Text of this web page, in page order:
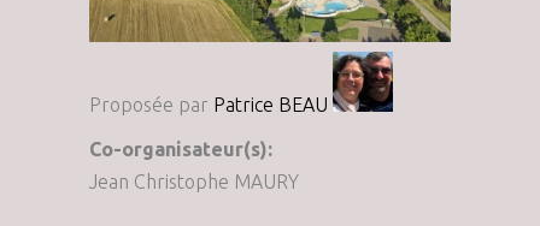
Proposée par Patrice BEAU
Co-organisateur(s):
Jean Christophe MAURY